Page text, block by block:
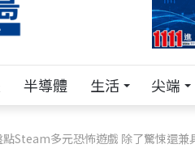
半導體 生活 尖端
點Steam多元恐怖遊戲 除了驚悚還兼